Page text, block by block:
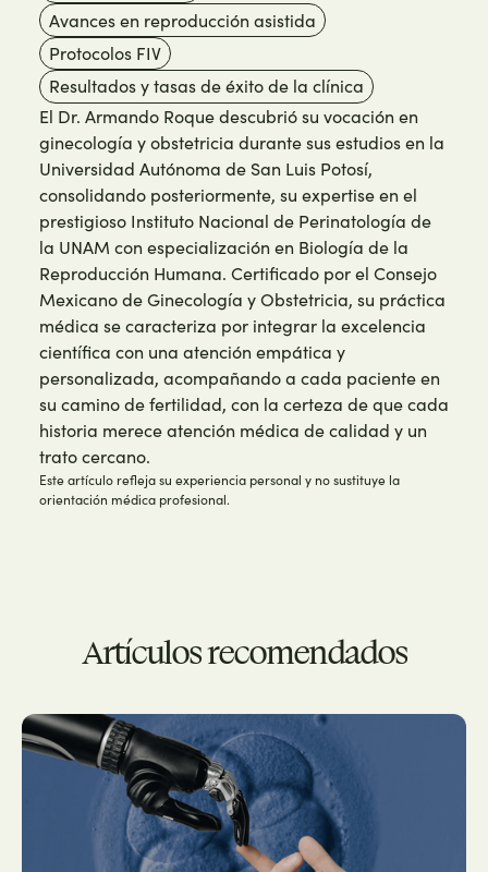
Avances en reproducción asistida
Protocolos FIV
Resultados y tasas de éxito de la clínica
El Dr. Armando Roque descubrió su vocación en
ginecología y obstetricia durante sus estudios en la
Universidad Autónoma de San Luis Potosí,
consolidando posteriormente, su expertise en el
prestigioso Instituto Nacional de Perinatología de
la UNAM con especialización en Biología de la
Reproducción Humana. Certificado por el Consejo
Mexicano de Ginecología y Obstetricia, su práctica
médica se caracteriza por integrar la excelencia
científica con una atención empática y
personalizada, acompañando a cada paciente en
su camino de fertilidad, con la certeza de que cada
historia merece atención médica de calidad y un
trato cercano.
Este artículo refleja su experiencia personal y no sustituye la
orientación médica profesional.
Artículos recomendados